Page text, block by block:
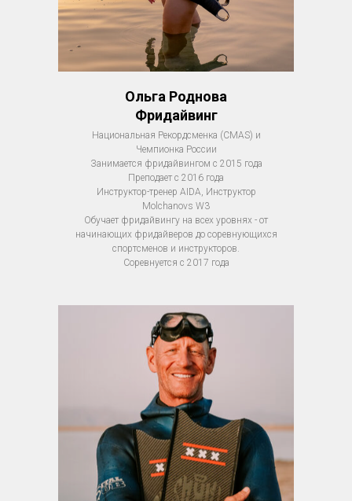
Ольга Роднова
Фридайвинг
Национальная Рекордсменка (CMAS) и
Чемпионка России
Занимается фридайвингом с 2015 года
Преподает с 2016 года
Инструктор-тренер AIDA, Инструктор
Molchanovs W3
Обучает фридайвингу на всех уровнях - от
начинающих фридайверов до соревнующихся
спортсменов и инструкторов.
Соревнуется с 2017 года